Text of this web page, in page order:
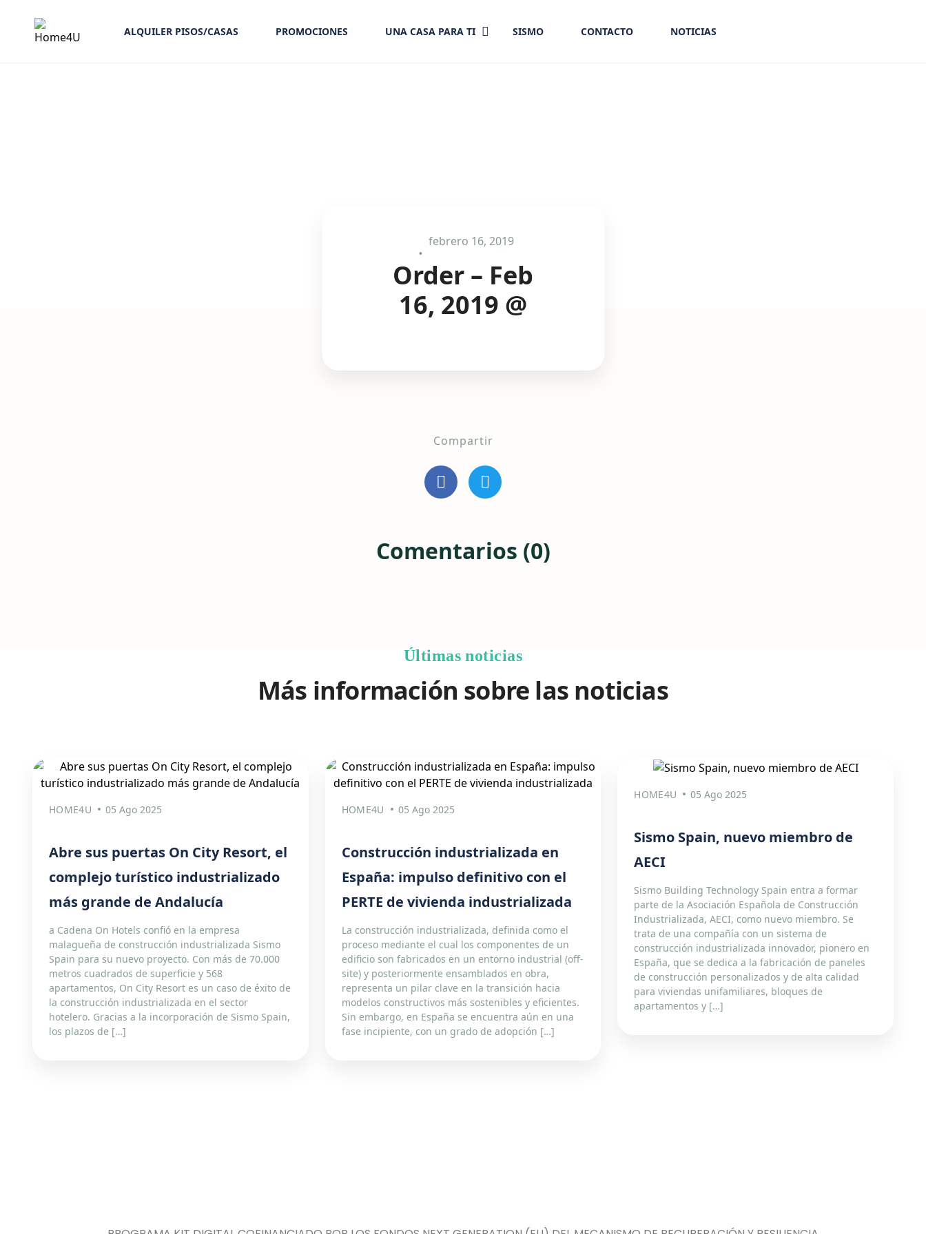
ALQUILER PISOS/CASAS PROMOCIONES UNA CASA PARA TI SISMO CONTACTO NOTICIAS
febrero 16, 2019
Order – Feb
16, 2019 @
Compartir
Comentarios (0)
Últimas noticias
Más información sobre las noticias
HOME4U 05 Ago 2025
Abre sus puertas On City Resort, el
complejo turístico industrializado
más grande de Andalucía
a Cadena On Hotels confió en la empresa
malagueña de construcción industrializada Sismo
Spain para su nuevo proyecto. Con más de 70.000
metros cuadrados de superficie y 568
apartamentos, On City Resort es un caso de éxito de
la construcción industrializada en el sector
hotelero. Gracias a la incorporación de Sismo Spain,
los plazos de […]
HOME4U 05 Ago 2025
Construcción industrializada en
España: impulso definitivo con el
PERTE de vivienda industrializada
La construcción industrializada, definida como el
proceso mediante el cual los componentes de un
edificio son fabricados en un entorno industrial (off-
site) y posteriormente ensamblados en obra,
representa un pilar clave en la transición hacia
modelos constructivos más sostenibles y eficientes.
Sin embargo, en España se encuentra aún en una
fase incipiente, con un grado de adopción […]
HOME4U 05 Ago 2025
Sismo Spain, nuevo miembro de
AECI
Sismo Building Technology Spain entra a formar
parte de la Asociación Española de Construcción
Industrializada, AECI, como nuevo miembro. Se
trata de una compañía con un sistema de
construcción industrializada innovador, pionero en
España, que se dedica a la fabricación de paneles
de construcción personalizados y de alta calidad
para viviendas unifamiliares, bloques de
apartamentos y […]